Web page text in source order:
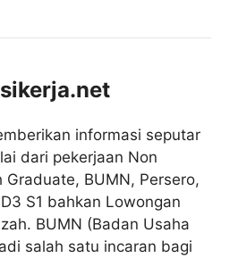
informasi seputar
dari pekerjaan Non
Graduate, BUMN, Persero,
S1 bahkan Lowongan
BUMN (Badan Usaha
salah satu incaran bagi